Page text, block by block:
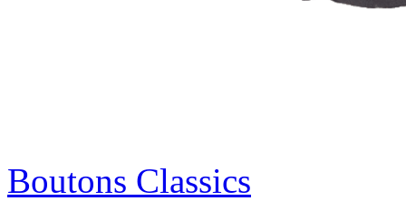
Boutons Classics